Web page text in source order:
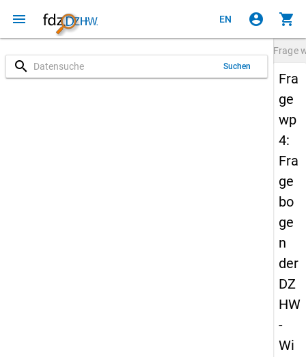
menu EN account_circle shopping_cart
search Suchen
Frage
Fra
ge
wp
4:
Fra
ge
bo
ge
n
der
DZ
HW
-
Wi